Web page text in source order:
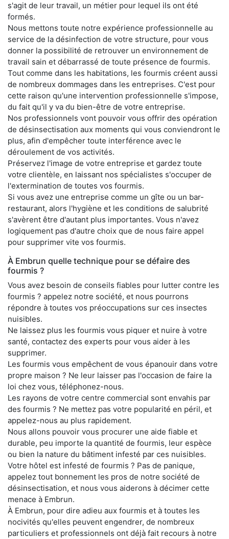
s'agit de leur travail, un métier pour lequel ils ont été
formés.
Nous mettons toute notre expérience professionnelle au
service de la désinfection de votre structure, pour vous
donner la possibilité de retrouver un environnement de
travail sain et débarrassé de toute présence de fourmis.
Tout comme dans les habitations, les fourmis créent aussi
de nombreux dommages dans les entreprises. C'est pour
cette raison qu'une intervention professionnelle s'impose,
du fait qu'il y va du bien-être de votre entreprise.
Nos professionnels vont pouvoir vous offrir des opération
de désinsectisation aux moments qui vous conviendront le
plus, afin d'empêcher toute interférence avec le
déroulement de vos activités.
Préservez l'image de votre entreprise et gardez toute
votre clientèle, en laissant nos spécialistes s'occuper de
l'extermination de toutes vos fourmis.
Si vous avez une entreprise comme un gîte ou un bar-
restaurant, alors l'hygiène et les conditions de salubrité
s'avèrent être d'autant plus importantes. Vous n'avez
logiquement pas d'autre choix que de nous faire appel
pour supprimer vite vos fourmis.
À Embrun quelle technique pour se défaire des
fourmis ?
Vous avez besoin de conseils fiables pour lutter contre les
fourmis ? appelez notre société, et nous pourrons
répondre à toutes vos préoccupations sur ces insectes
nuisibles.
Ne laissez plus les fourmis vous piquer et nuire à votre
santé, contactez des experts pour vous aider à les
supprimer.
Les fourmis vous empêchent de vous épanouir dans votre
propre maison ? Ne leur laisser pas l'occasion de faire la
loi chez vous, téléphonez-nous.
Les rayons de votre centre commercial sont envahis par
des fourmis ? Ne mettez pas votre popularité en péril, et
appelez-nous au plus rapidement.
Nous allons pouvoir vous procurer une aide fiable et
durable, peu importe la quantité de fourmis, leur espèce
ou bien la nature du bâtiment infesté par ces nuisibles.
Votre hôtel est infesté de fourmis ? Pas de panique,
appelez tout bonnement les pros de notre société de
désinsectisation, et nous vous aiderons à décimer cette
menace à Embrun.
À Embrun, pour dire adieu aux fourmis et à toutes les
nocivités qu'elles peuvent engendrer, de nombreux
particuliers et professionnels ont déjà fait recours à notre